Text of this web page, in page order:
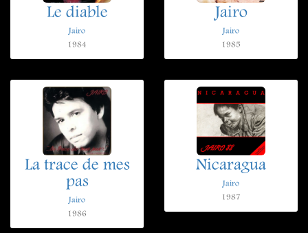
Le diable
Jairo
1984
Jairo
Jairo
1985
La trace de mes
pas
Jairo
1986
Nicaragua
Jairo
1987